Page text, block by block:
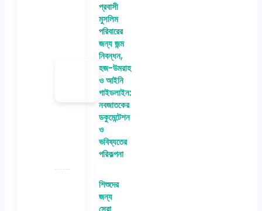
প্রবাসী
মুসলিম
পরিবারের
জন্য জন্ম
নিবন্ধন,
হজ-উমরাহ
ও আইনি
গাইডলাইন:
নবজাতকের
ডকুমেন্টেশন
ও
ভবিষ্যতের
পরিকল্পনা
শিশুদের
জন্য